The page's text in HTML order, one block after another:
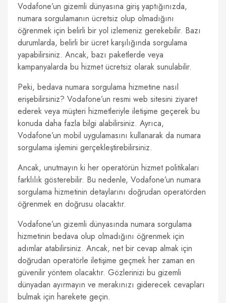
Vodafone’un gizemli dünyasına giriş yaptığınızda,
numara sorgulamanın ücretsiz olup olmadığını
öğrenmek için belirli bir yol izlemeniz gerekebilir. Bazı
durumlarda, belirli bir ücret karşılığında sorgulama
yapabilirsiniz. Ancak, bazı paketlerde veya
kampanyalarda bu hizmet ücretsiz olarak sunulabilir.
Peki, bedava numara sorgulama hizmetine nasıl
erişebilirsiniz? Vodafone’un resmi web sitesini ziyaret
ederek veya müşteri hizmetleriyle iletişime geçerek bu
konuda daha fazla bilgi alabilirsiniz. Ayrıca,
Vodafone’un mobil uygulamasını kullanarak da numara
sorgulama işlemini gerçekleştirebilirsiniz.
Ancak, unutmayın ki her operatörün hizmet politikaları
farklılık gösterebilir. Bu nedenle, Vodafone’un numara
sorgulama hizmetinin detaylarını doğrudan operatörden
öğrenmek en doğrusu olacaktır.
Vodafone’un gizemli dünyasında numara sorgulama
hizmetinin bedava olup olmadığını öğrenmek için
adımlar atabilirsiniz. Ancak, net bir cevap almak için
doğrudan operatörle iletişime geçmek her zaman en
güvenilir yöntem olacaktır. Gözlerinizi bu gizemli
dünyadan ayırmayın ve merakınızı giderecek cevapları
bulmak için harekete geçin.